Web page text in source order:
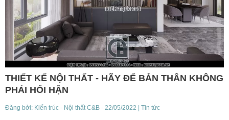
THIẾT KẾ NỘI THẤT - HÃY ĐỂ BẢN THÂN KHÔNG
PHẢI HỐI HẬN
Đăng bởi: Kiến trúc - Nội thất C&B - 22/05/2022 | Tin tức